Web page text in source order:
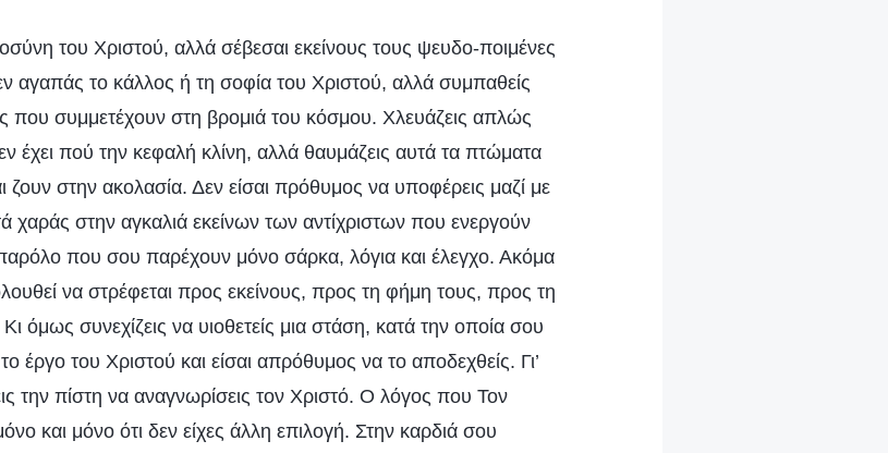
του Χριστού, αλλά σέβεσαι εκείνους τους ψευδο-ποιμένες
αγαπάς το κάλλος ή τη σοφία του Χριστού, αλλά συμπαθείς
που συμμετέχουν στη βρομιά του κόσμου. Χλευάζεις απλώς
έχει πού την κεφαλή κλίνη, αλλά θαυμάζεις αυτά τα πτώματα
στην ακολασία. Δεν είσαι πρόθυμος να υποφέρεις μαζί με
χαράς στην αγκαλιά εκείνων των αντίχριστων που ενεργούν
που σου παρέχουν μόνο σάρκα, λόγια και έλεγχο. Ακόμα
να στρέφεται προς εκείνους, προς τη φήμη τους, προς τη
όμως συνεχίζεις να υιοθετείς μια στάση, κατά την οποία σου
έργο του Χριστού και είσαι απρόθυμος να το αποδεχθείς. Γι’
την πίστη να αναγνωρίσεις τον Χριστό. Ο λόγος που Τον
και μόνο ότι δεν είχες άλλη επιλογή. Στην καρδιά σου